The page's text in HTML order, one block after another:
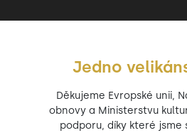
Jedno
Děkujeme Evropské unii,
obnovy a Ministerstvu
podporu, díky které jsme